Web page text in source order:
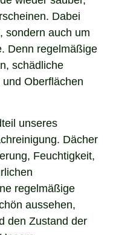
Dabei
sondern auch um
Denn regelmäßige
schädliche
Oberflächen
unseres
Dächer
Feuchtigkeit,
regelmäßige
aussehen,
den Zustand der